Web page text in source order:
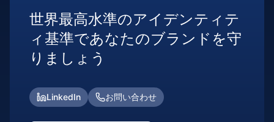
世界最高水準のアイデンティテ
ィ基準であなたのブランドを守
りましょう
LinkedIn お問い合わせ